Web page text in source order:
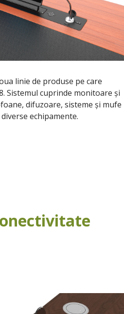
linie de produse pe care
Sistemul cuprinde monitoare și
difuzoare, sisteme și mufe
echipamente.